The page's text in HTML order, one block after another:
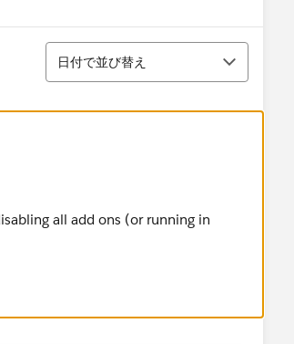
並び替え
日付で並び替え
all add ons (or running in